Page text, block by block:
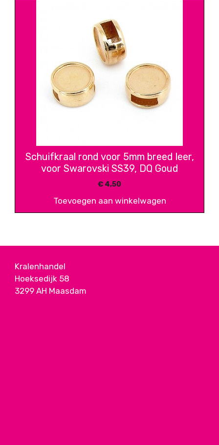
Schuifkraal rond voor 5mm breed leer,
voor Swarovski SS39, DQ Goud
€ 4,50
Toevoegen aan winkelwagen
Kralenhandel
Hoeksedijk 58
3299 AH Maasdam